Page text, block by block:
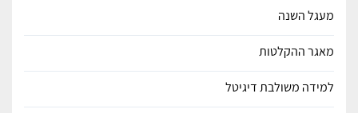
מעגל השנה
מאגר ההקלטות
למידה משולבת דיגיטל